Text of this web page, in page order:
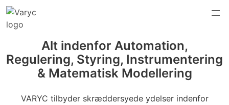
Alt indenfor Automation,
Regulering, Styring, Instrumentering
& Matematisk Modellering
VARYC tilbyder skræddersyede ydelser indenfor